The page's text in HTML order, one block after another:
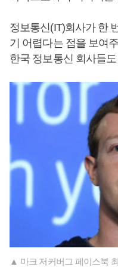
정보통신(IT)회사가 한
기 어렵다는 점을 보여
한국 정보통신 회사들
▲ 마크 저커버그 페이스북